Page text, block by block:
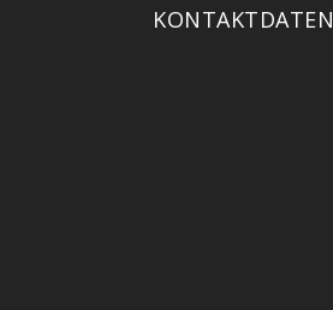
KONTAKTDATEN